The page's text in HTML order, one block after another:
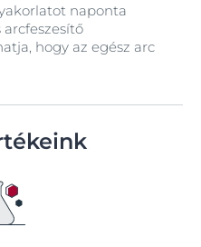
naponta
hogy az egész arc